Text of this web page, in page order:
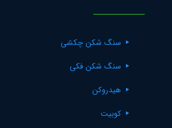
سنگ شکن چکشی
سنگ شکن فکی
هیدروکن
کوبیت